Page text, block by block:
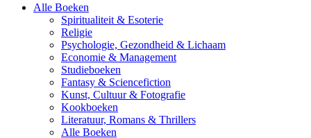
Alle Boeken
Spiritualiteit & Esoterie
Religie
Psychologie, Gezondheid & Lichaam
Economie & Management
Studieboeken
Fantasy & Sciencefiction
Kunst, Cultuur & Fotografie
Kookboeken
Literatuur, Romans & Thrillers
Alle Boeken